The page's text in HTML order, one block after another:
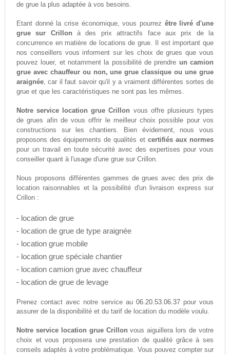
de grue la plus adaptée à vos besoins.
Etant donné la crise économique, vous pourrez être livré d'une
grue sur Crillon à des prix attractifs face aux prix de la
concurrence en matière de locations de grue. Il est important que
nos conseillers vous informent sur les choix de grues que vous
pouvez louer, et notamment la possibilité de prendre un camion
grue avec chauffeur ou non, une grue classique ou une grue
araignée, car il faut savoir qu'il y a vraiment différentes sortes de
grue et que les caractéristiques ne sont pas les mêmes.
Notre service location grue Crillon vous offre plusieurs types
de grues afin de vous offrir le meilleur choix possible pour vos
constructions sur les chantiers. Bien évidement, nous vous
proposons des équipements de qualités et certifiés aux normes
pour un travail en toute sécurité avec des expertises pour vous
conseiller quant à l'usage d'une grue sur Crillon.
Nous proposons différentes gammes de grues avec des prix de
location raisonnables et la possibilité d'un livraison express sur
Crillon :
- location de grue
- location de grue de type araignée
- location grue mobile
- location grue spéciale chantier
- location camion grue avec chauffeur
- location de grue de levage
Prenez contact avec notre service au06.20.53.06.37 pour vous
assurer de la disponibilité et du tarif de location du modèle voulu.
Notre service location grue Crillon vous aiguillera lors de votre
choix et vous proposera une prestation de qualité grâce à ses
conseils adaptés à votre problématique. Vous pouvez compter sur